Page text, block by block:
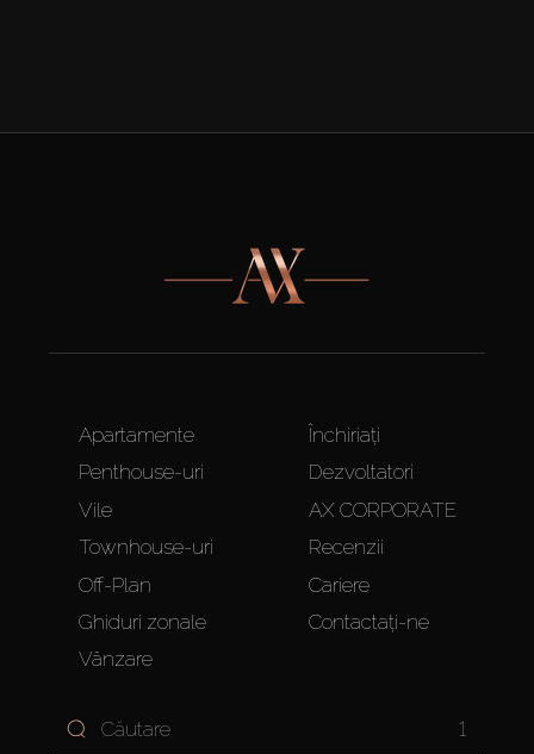
Apartamente
Penthouse-uri
Vile
Townhouse-uri
Off-Plan
Ghiduri zonale
Vânzare
Închiriați
Dezvoltatori
AX CORPORATE
Recenzii
Cariere
Contactați-ne
1